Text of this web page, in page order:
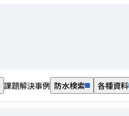
課題解決事例 防水検索 各種資料